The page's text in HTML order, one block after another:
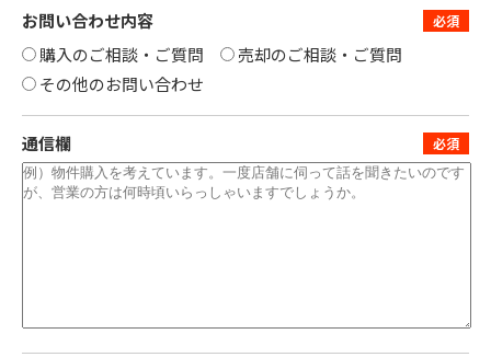
お問い合わせ内容
購入のご相談・ご質問
売却のご相談・ご質問
その他のお問い合わせ
通信欄